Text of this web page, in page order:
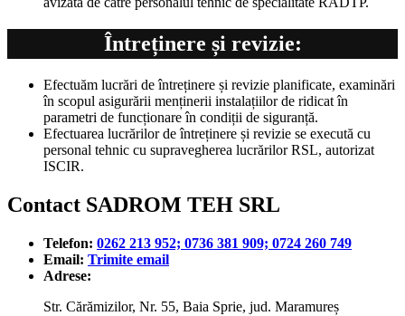
Întreținere și revizie:
Efectuăm lucrări de întreținere și revizie planificate, examinări
în scopul asigurării menținerii instalațiilor de ridicat în
parametri de funcționare în condiții de siguranță.
Efectuarea lucrărilor de întreținere și revizie se execută cu
personal tehnic cu supravegherea lucrărilor RSL, autorizat
ISCIR.
Contact SADROM TEH SRL
Telefon: 0262 213 952; 0736 381 909; 0724 260 749
Email: Trimite email
Adrese:
Str. Cărămizilor, Nr. 55, Baia Sprie, jud. Maramureș